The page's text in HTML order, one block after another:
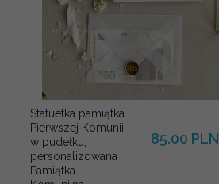
Statuetka pamiątka
Pierwszej Komunii
w pudełku,
personalizowana
Pamiątka
85.00 PLN